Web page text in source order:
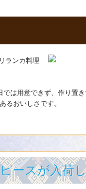
ランカ料理
は用意できず、作り置
るおいしさです。
ースが入荷